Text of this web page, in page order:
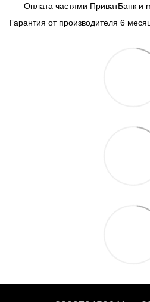
Оплата частями ПриватБанк и
Гарантия от производителя 6